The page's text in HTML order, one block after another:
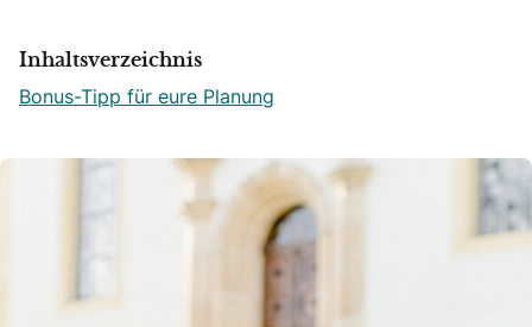
Inhaltsverzeichnis
Bonus-Tipp für eure Planung